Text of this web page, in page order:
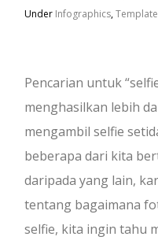
Under Infographics,
Pencarian untuk
menghasilkan lebih
mengambil selfie
beberapa dari kita
daripada yang lain,
tentang bagaimana
selfie, kita ingin tahu